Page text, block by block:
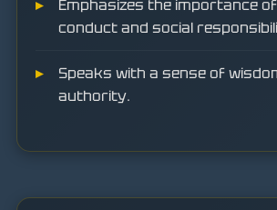
Emphasizes the importance
conduct and social
Speaks with a sense of
authority.